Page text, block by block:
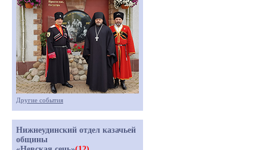
Другие события
Нижнеудинский отдел казачьей
общины